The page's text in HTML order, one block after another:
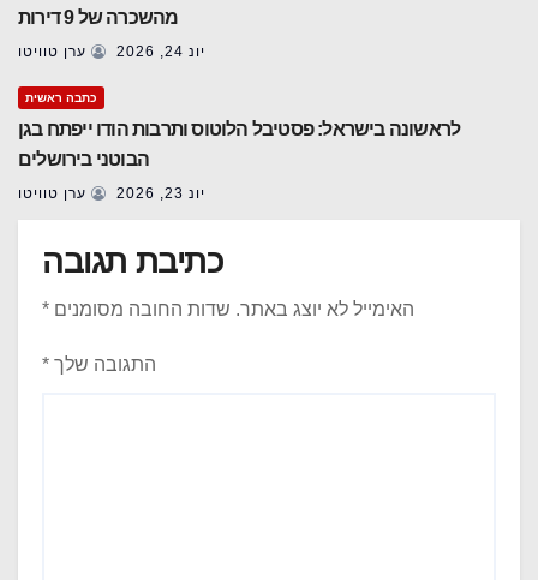
מהשכרה של 9 דירות
יונ 24, 2026 ערן טוויטו
כתבה ראשית
לראשונה בישראל: פסטיבל הלוטוס ותרבות הודו ייפתח בגן
הבוטני בירושלים
יונ 23, 2026 ערן טוויטו
כתיבת תגובה
האימייל לא יוצג באתר. שדות החובה מסומנים *
התגובה שלך *